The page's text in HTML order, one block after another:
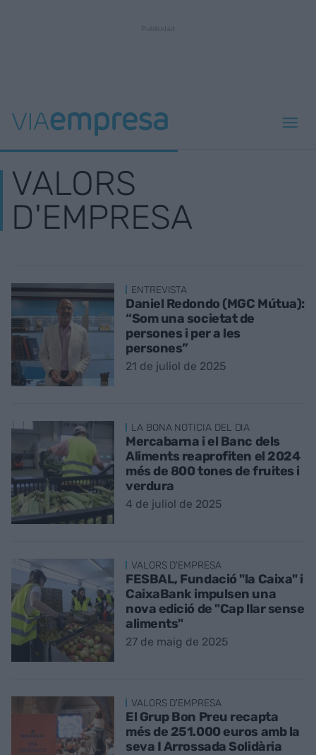
VALORS
D'EMPRESA
ENTREVISTA
Daniel Redondo (MGC Mútua):
“Som una societat de
persones i per a les
persones”
21 de juliol de 2025
LA BONA NOTICIA DEL DIA
Mercabarna i el Banc dels
Aliments reaprofiten el 2024
més de 800 tones de fruites i
verdura
4 de juliol de 2025
VALORS D'EMPRESA
FESBAL, Fundació "la Caixa" i
CaixaBank impulsen una
nova edició de "Cap llar sense
aliments"
27 de maig de 2025
VALORS D'EMPRESA
El Grup Bon Preu recapta
més de 251.000 euros amb la
seva I Arrossada Solidària